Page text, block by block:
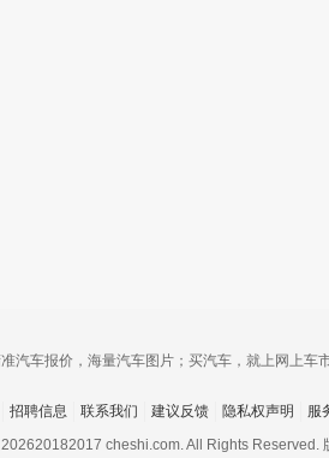
上传图片最多
招聘信息 联系我们 建议反馈 隐私权声明
服
202620182017 cheshi.com. All Rights Reserved.